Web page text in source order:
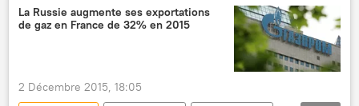
Gazprom
ENGIE (ex-GDF Suez)
Nord Stream 2
gaz
La Russie augmente ses exportations
de gaz en France de 32% en 2015
2 Décembre 2015, 18:05